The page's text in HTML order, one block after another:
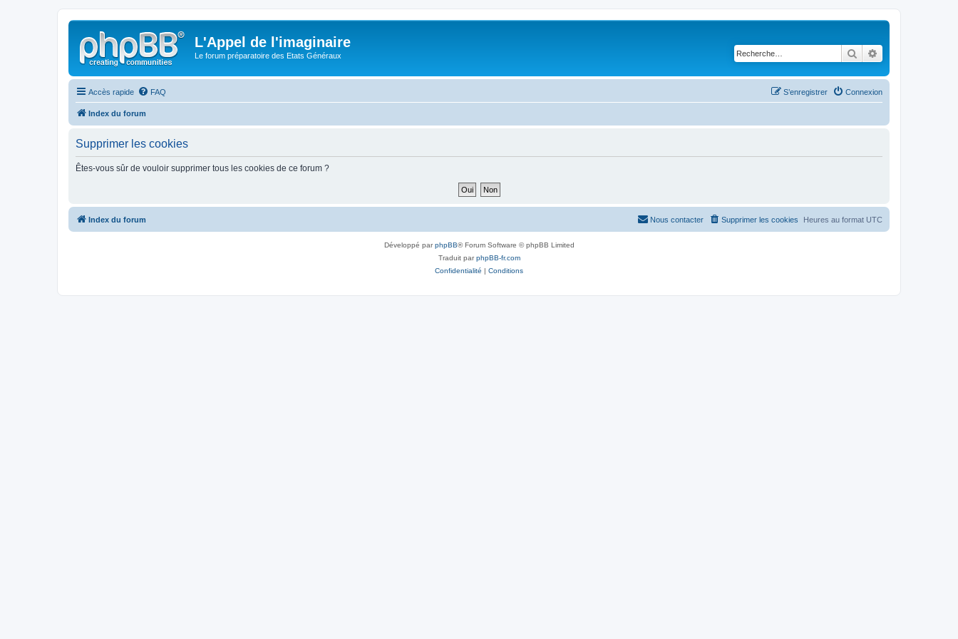
L'Appel de l'imaginaire
Le forum préparatoire des Etats Généraux Rechercher
Accès rapide FAQ Connexion
S’enregistrer
Index du forum
Supprimer les cookies
Êtes-vous sûr de vouloir supprimer tous les cookies de ce forum ?
Index du forum Heures au format UTC
Supprimer les cookies
Nous contacter
Développé parphpBB® Forum Software © phpBB Limited
Traduit parphpBB-fr.com
Confidentialité | Conditions